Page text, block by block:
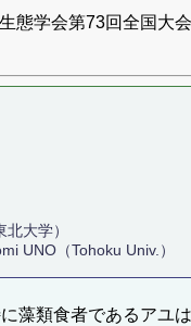
態学会第73回全国大
大学）
UNO（Tohoku Univ.）
藻類食者であるアユ